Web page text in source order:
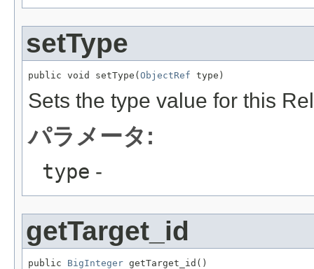
setType
public void setType(ObjectRef type)
Sets the type value for this
パラメータ:
type -
getTarget_id
public BigInteger getTarget_id()